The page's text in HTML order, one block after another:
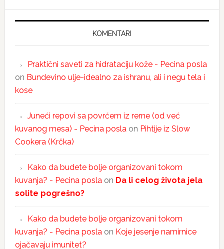
KOMENTARI
Praktični saveti za hidrataciju kože - Pecina posla
on Bundevino ulje-idealno za ishranu, ali i negu tela i
kose
Juneći repovi sa povrćem iz rerne (od već
kuvanog mesa) - Pecina posla on Pihtije iz Slow
Cookera (Krčka)
Kako da budete bolje organizovani tokom
kuvanja? - Pecina posla on Da li celog života jela
solite pogrešno?
Kako da budete bolje organizovani tokom
kuvanja? - Pecina posla on Koje jesenje namirnice
ojačavaju imunitet?